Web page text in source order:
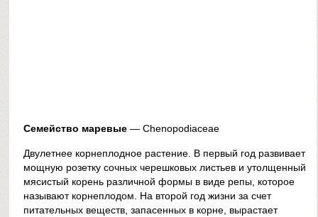
Семейство маревые— Chenopodiaceae
Двулетнее корнеплодное растение. В первый год развивает
мощную розетку сочных черешковых листьев и утолщенный
мясистый корень различной формы в виде репы, которое
называют корнеплодом. На второй год жизни за счет
питательных веществ, запасенных в корне, вырастает